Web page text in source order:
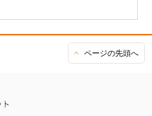
ページの先頭へ